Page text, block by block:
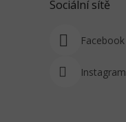
Sociální sítě
Facebook
Instagram